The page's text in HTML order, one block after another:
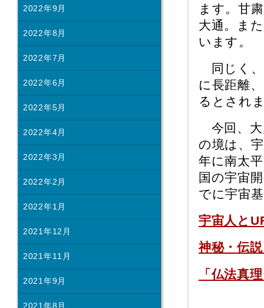
ます。甘
大通。ま
います。
同じく、
に長距離
るとされ
今回、大
の境は、
年に南太
国の宇宙
でに宇宙
宇宙人と
神秘・伝
「仏法真
2022年9月
2022年8月
2022年7月
2022年6月
2022年5月
2022年4月
2022年3月
2022年2月
2022年1月
2021年12月
2021年11月
2021年9月
2021年8月